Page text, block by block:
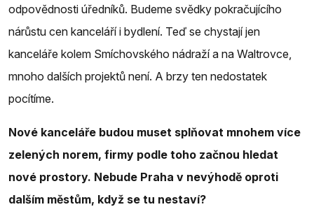
odpovědnosti úředníků. Budeme svědky pokračujícího
nárůstu cen kanceláří i bydlení. Teď se chystají jen
kanceláře kolem Smíchovského nádraží a na Waltrovce,
mnoho dalších projektů není. A brzy ten nedostatek
pocítíme.
Nové kanceláře budou muset splňovat mnohem více
zelených norem, firmy podle toho začnou hledat
nové prostory. Nebude Praha v nevýhodě oproti
dalším městům, když se tu nestaví?